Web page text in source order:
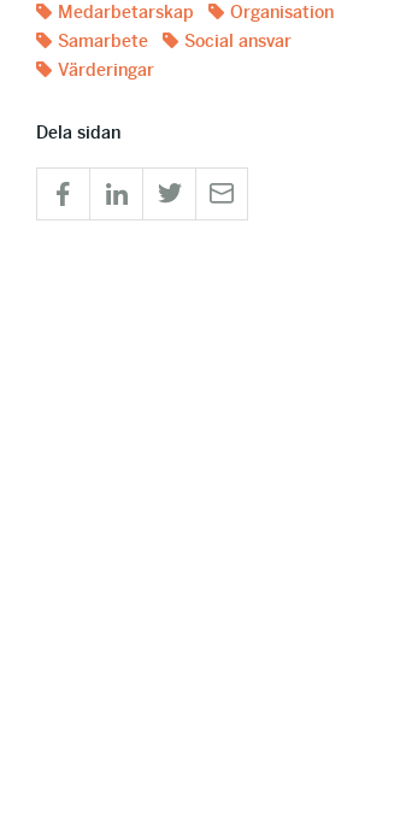
Medarbetarskap
Organisation
Samarbete
Social ansvar
Värderingar
Dela sidan